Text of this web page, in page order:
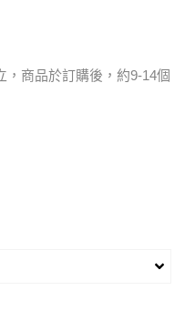
商品於訂購後，約9-14個